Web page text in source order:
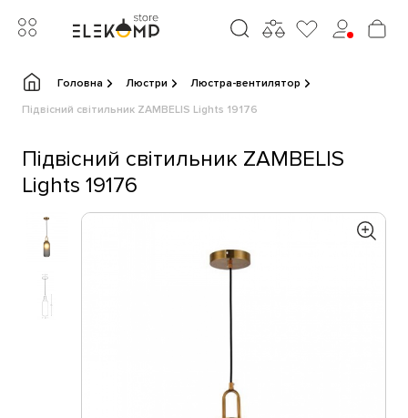
Головна Люстри
Люстра-вентилятор
Підвісний світильник ZAMBELIS Lights 19176
Підвісний світильник ZAMBELIS
Lights 19176